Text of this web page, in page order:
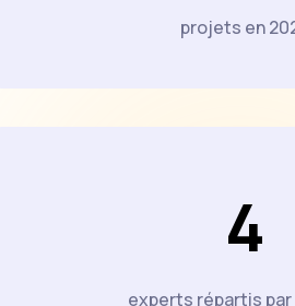
projets en
4
experts répartis